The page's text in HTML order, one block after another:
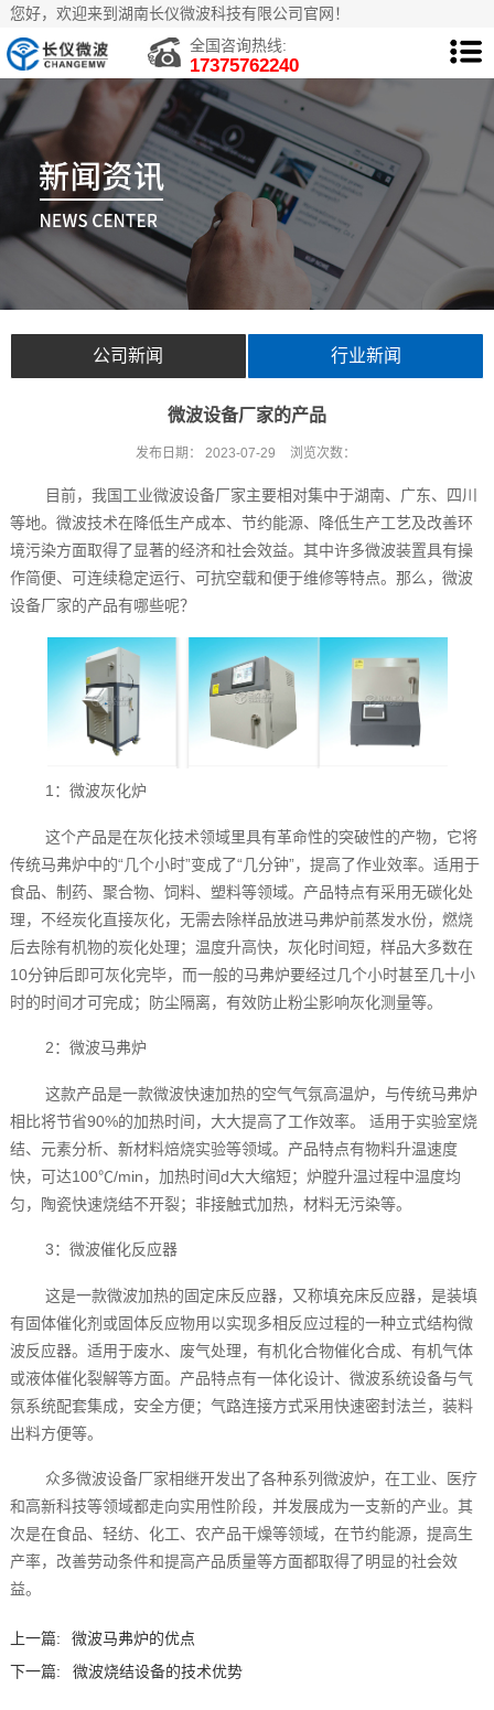
您好，欢迎来到湖南长仪微波科技有限公司官网！
全国咨询热线:
17375762240
公司新闻 行业新闻
微波设备厂家的产品
发布日期： 2023-07-29 浏览次数：
目前，我国工业微波设备厂家主要相对集中于湖南、广东、四川
等地。微波技术在降低生产成本、节约能源、降低生产工艺及改善环
境污染方面取得了显著的经济和社会效益。其中许多微波装置具有操
作简便、可连续稳定运行、可抗空载和便于维修等特点。那么，微波
设备厂家的产品有哪些呢？
1：微波灰化炉
这个产品是在灰化技术领域里具有革命性的突破性的产物，它将
传统马弗炉中的“几个小时”变成了“几分钟”，提高了作业效率。适用于
食品、制药、聚合物、饲料、塑料等领域。产品特点有采用无碳化处
理，不经炭化直接灰化，无需去除样品放进马弗炉前蒸发水份，燃烧
后去除有机物的炭化处理；温度升高快，灰化时间短，样品大多数在
10分钟后即可灰化完毕，而一般的马弗炉要经过几个小时甚至几十小
时的时间才可完成；防尘隔离，有效防止粉尘影响灰化测量等。
2：微波马弗炉
这款产品是一款微波快速加热的空气气氛高温炉，与传统马弗炉
相比将节省90%的加热时间，大大提高了工作效率。 适用于实验室烧
结、元素分析、新材料焙烧实验等领域。产品特点有物料升温速度
快，可达100℃/min，加热时间d大大缩短；炉膛升温过程中温度均
匀，陶瓷快速烧结不开裂；非接触式加热，材料无污染等。
3：微波催化反应器
这是一款微波加热的固定床反应器，又称填充床反应器，是装填
有固体催化剂或固体反应物用以实现多相反应过程的一种立式结构微
波反应器。适用于废水、废气处理，有机化合物催化合成、有机气体
或液体催化裂解等方面。产品特点有一体化设计、微波系统设备与气
氛系统配套集成，安全方便；气路连接方式采用快速密封法兰，装料
出料方便等。
众多微波设备厂家相继开发出了各种系列微波炉，在工业、医疗
和高新科技等领域都走向实用性阶段，并发展成为一支新的产业。其
次是在食品、轻纺、化工、农产品干燥等领域，在节约能源，提高生
产率，改善劳动条件和提高产品质量等方面都取得了明显的社会效
益。
上一篇:
微波马弗炉的优点
下一篇:
微波烧结设备的技术优势